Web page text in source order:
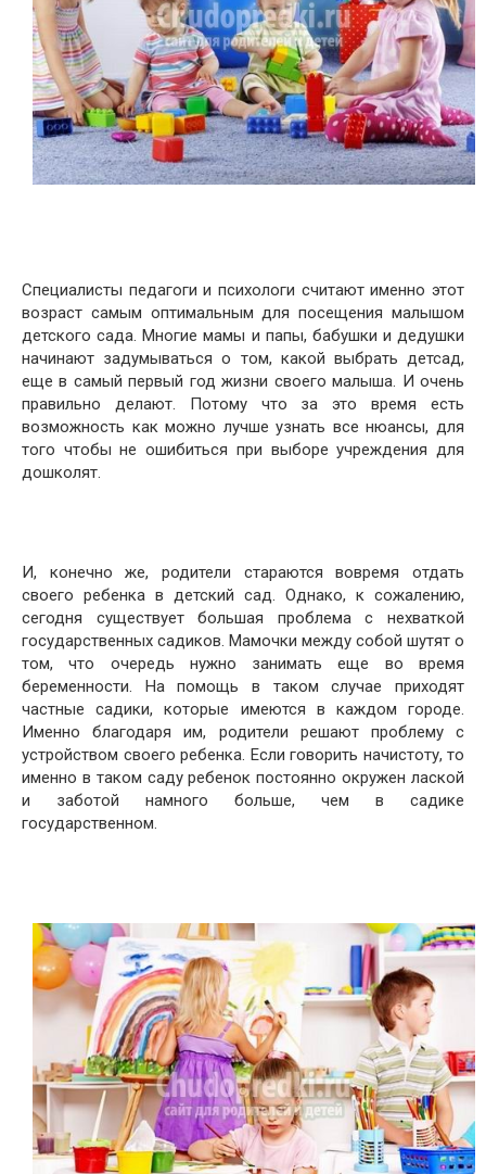
Специалисты педагоги и психологи считают именно этот
возраст самым оптимальным для посещения малышом
детского сада. Многие мамы и папы, бабушки и дедушки
начинают задумываться о том, какой выбрать детсад,
еще в самый первый год жизни своего малыша. И очень
правильно делают. Потому что за это время есть
возможность как можно лучше узнать все нюансы, для
того чтобы не ошибиться при выборе учреждения для
дошколят.
И, конечно же, родители стараются вовремя отдать
своего ребенка в детский сад. Однако, к сожалению,
сегодня существует большая проблема с нехваткой
государственных садиков. Мамочки между собой шутят о
том, что очередь нужно занимать еще во время
беременности. На помощь в таком случае приходят
частные садики, которые имеются в каждом городе.
Именно благодаря им, родители решают проблему с
устройством своего ребенка. Если говорить начистоту, то
именно в таком саду ребенок постоянно окружен лаской
и заботой намного больше, чем в садике
государственном.